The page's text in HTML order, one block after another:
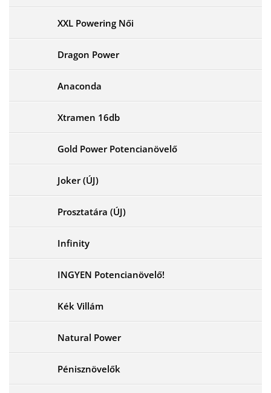
XXL Powering Női
Dragon Power
Anaconda
Xtramen 16db
Gold Power Potencianövelő
Joker (ÚJ)
Prosztatára (ÚJ)
Infinity
INGYEN Potencianövelő!
Kék Villám
Natural Power
Pénisznövelők